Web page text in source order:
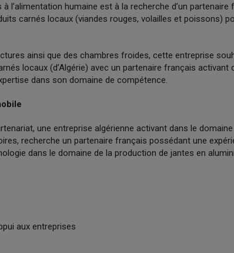
l’alimentation humaine est à la recherche d’un partenaire
carnés locaux (viandes rouges, volailles et poissons)
ainsi que des chambres froides, cette entreprise
locaux (d’Algérie) avec un partenaire français activant
dans son domaine de compétence.
une entreprise algérienne activant dans le domaine
recherche un partenaire français possédant une
dans le domaine de la production de jantes en
aux entreprises